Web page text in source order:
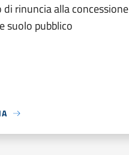
rinuncia alla concessione
suolo pubblico